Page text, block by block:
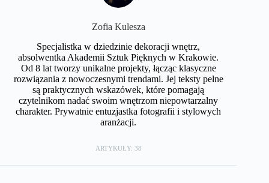
Zofia Kulesza
Specjalistka w dziedzinie dekoracji wnętrz,
absolwentka Akademii Sztuk Pięknych w Krakowie.
Od 8 lat tworzy unikalne projekty, łącząc klasyczne
rozwiązania z nowoczesnymi trendami. Jej teksty pełne
są praktycznych wskazówek, które pomagają
czytelnikom nadać swoim wnętrzom niepowtarzalny
charakter. Prywatnie entuzjastka fotografii i stylowych
aranżacji.
ARTYKUŁY: 38